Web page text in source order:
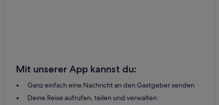
Mit unserer App kannst du:
Ganz einfach eine Nachricht an den Gastgeber senden
Deine Reise aufrufen, teilen und verwalten